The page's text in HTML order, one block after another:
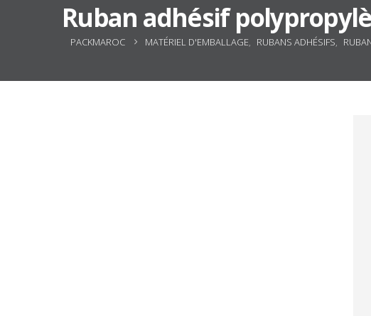
Ruban adhésif
PACKMAROC MATÉRIEL D'EMBALLAGE, RUBANS ADHÉSIFS,